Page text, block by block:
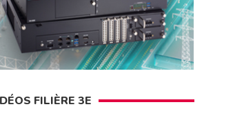
FILIÈRE 3E